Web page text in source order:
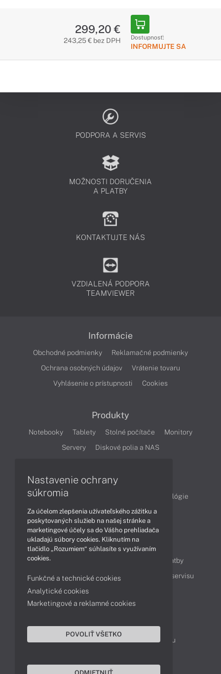
299,20 €
243,25 € bez DPH Dostupnosť:
INFORMUJTE SA
PODPORA A SERVIS
MOŽNOSTI DORUČENIA
A PLATBY
KONTAKTUJTE NÁS
VZDIALENÁ PODPORA
TEAMVIEWER
Informácie
Obchodné podmienky
Reklamačné podmienky
Ochrana osobných údajov
Vrátenie tovaru
Vyhlásenie o prístupnosti
Cookies
Produkty
Notebooky Tablety Stolné počítače
Monitory
Servery
Diskové polia a NAS
Články
Obchodné informácie
Technológie
Videá
Obsah
Ako nakupovať
Možnosti doručenia a platby
Podpora a servis
Servisné služby Cenník servisu
Kontakty
043 4224 771
Obchodné oddelenie
Reklamácia tovaru
Nastavenie ochrany
súkromia
Za účelom zlepšenia užívateľského zážitku a
poskytovaných služieb na našej stránke a
marketingové účely sa do Vášho prehliadača
ukladajú súbory cookies. Kliknutím na
tlačidlo „Rozumiem“ súhlasíte s využívaním
cookies.
Funkčné a technické cookies
Analytické cookies
Marketingové a reklamné cookies
POVOLIŤ VŠETKO